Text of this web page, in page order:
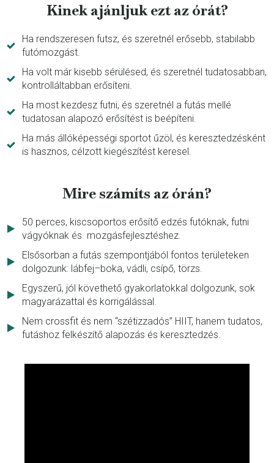
Kinek ajánljuk ezt az órát?
Ha rendszeresen futsz, és szeretnél erősebb, stabilabb
futómozgást.
Ha volt már kisebb sérülésed, és szeretnél tudatosabban,
kontrolláltabban erősíteni.
Ha most kezdesz futni, és szeretnél a futás mellé
tudatosan alapozó erősítést is beépíteni.
Ha más állóképességi sportot űzöl, és keresztedzésként
is hasznos, célzott kiegészítést keresel.
Mire számíts az órán?
50 perces, kiscsoportos erősítő edzés futóknak, futni
vágyóknak és mozgásfejlesztéshez.
Elsősorban a futás szempontjából fontos területeken
dolgozunk: lábfej–boka, vádli, csípő, törzs.
Egyszerű, jól követhető gyakorlatokkal dolgozunk, sok
magyarázattal és korrigálással.
Nem crossfit és nem “szétizzadós” HIIT, hanem tudatos,
futáshoz felkészítő alapozás és keresztedzés.